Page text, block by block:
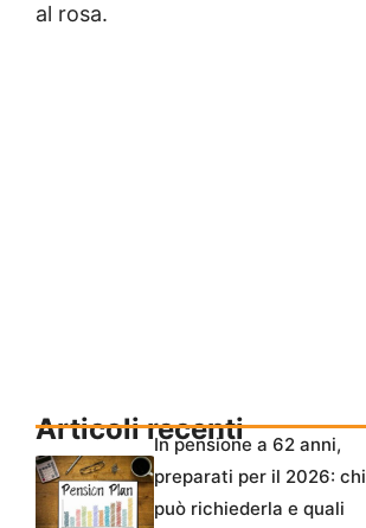
al rosa.
Articoli recentiIn pensione a 62 anni,
preparati per il 2026: chi
può richiederla e quali